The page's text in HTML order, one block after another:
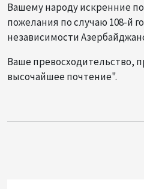
Вашему народу искренние
пожелания по случаю 108-й
независимости
Ваше превосходительство,
высочайшее почтение".